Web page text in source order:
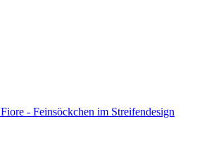
Fiore - Feinsöckchen im Streifendesign